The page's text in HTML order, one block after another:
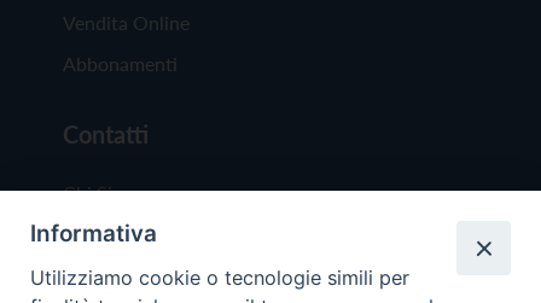
Vendita Online
Abbonamenti
Contatti
Chi Siamo
Redazione
Scrivici
Informativa
Utilizziamo cookie o tecnologie simili per